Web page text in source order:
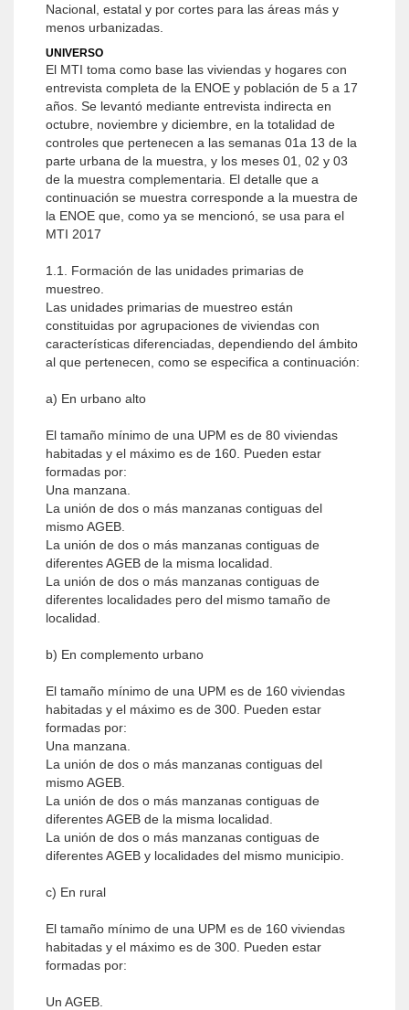
Nacional, estatal y por cortes para las áreas más y
menos urbanizadas.
UNIVERSO
El MTI toma como base las viviendas y hogares con
entrevista completa de la ENOE y población de 5 a 17
años. Se levantó mediante entrevista indirecta en
octubre, noviembre y diciembre, en la totalidad de
controles que pertenecen a las semanas 01a 13 de la
parte urbana de la muestra, y los meses 01, 02 y 03
de la muestra complementaria. El detalle que a
continuación se muestra corresponde a la muestra de
la ENOE que, como ya se mencionó, se usa para el
MTI 2017
1.1. Formación de las unidades primarias de
muestreo.
Las unidades primarias de muestreo están
constituidas por agrupaciones de viviendas con
características diferenciadas, dependiendo del ámbito
al que pertenecen, como se especifica a continuación:
a) En urbano alto
El tamaño mínimo de una UPM es de 80 viviendas
habitadas y el máximo es de 160. Pueden estar
formadas por:
Una manzana.
La unión de dos o más manzanas contiguas del
mismo AGEB.
La unión de dos o más manzanas contiguas de
diferentes AGEB de la misma localidad.
La unión de dos o más manzanas contiguas de
diferentes localidades pero del mismo tamaño de
localidad.
b) En complemento urbano
El tamaño mínimo de una UPM es de 160 viviendas
habitadas y el máximo es de 300. Pueden estar
formadas por:
Una manzana.
La unión de dos o más manzanas contiguas del
mismo AGEB.
La unión de dos o más manzanas contiguas de
diferentes AGEB de la misma localidad.
La unión de dos o más manzanas contiguas de
diferentes AGEB y localidades del mismo municipio.
c) En rural
El tamaño mínimo de una UPM es de 160 viviendas
habitadas y el máximo es de 300. Pueden estar
formadas por:
Un AGEB.